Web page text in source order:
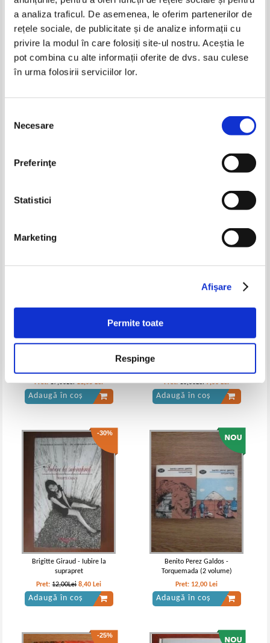
a analiza traficul. De asemenea, le oferim partenerilor de
rețele sociale, de publicitate și de analize informații cu
privire la modul în care folosiți site-ul nostru. Aceștia le
pot combina cu alte informații oferite de dvs. sau culese
în urma folosirii serviciilor lor.
consimțământului
Necesare
Preferinţe
Statistici
Marketing
Afişare
Permite toate
Respinge
cartonate)
-35%
Christopher Ward - Si orchestra
canta... Dragostea care a
Pret:17,00Lei 11,05 Lei
Adaugă în coș
-30%
Pret:10,00Lei 7,00 Lei
Adaugă în coș
-30%
Brigitte Giraud - Iubire la
suprapret
Pret:12,00Lei 8,40 Lei
Adaugă în coș
Benito Perez Galdos -
Torquemada (2 volume)
Pret: 12,00 Lei
Adaugă în coș
-25%